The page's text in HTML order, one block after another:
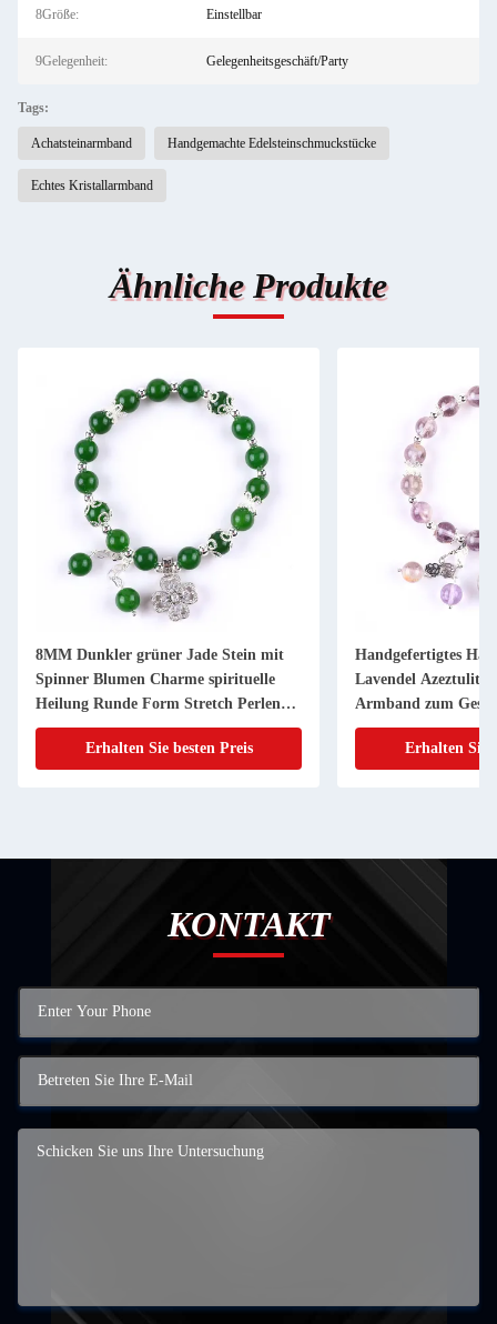
8Größe: Einstellbar
9Gelegenheit: Gelegenheitsgeschäft/Party
Tags:
Achatsteinarmband Handgemachte Edelsteinschmuckstücke
Echtes Kristallarmband
Ähnliche Produkte
8MM Dunkler grüner Jade Stein mit
Spinner Blumen Charme spirituelle
Heilung Runde Form Stretch Perlen
Armband
Erhalten Sie besten Preis
Handgefertigtes
Lavendel Azeztulit
Armband zum
Erhalten Sie
KONTAKT